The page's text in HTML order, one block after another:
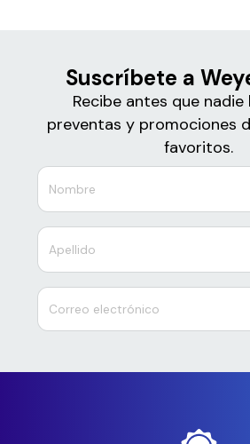
Suscríbete a
Recibe antes que nadie
preventas y promociones
favoritos.